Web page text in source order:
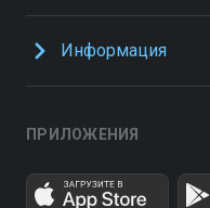
Информация
ПРИЛОЖЕНИЯ